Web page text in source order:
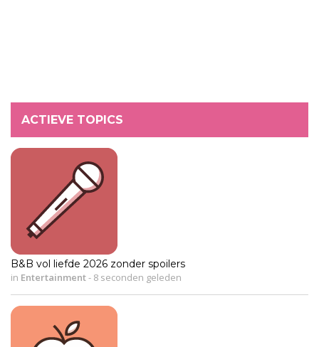
ACTIEVE TOPICS
B&B vol liefde 2026 zonder spoilers
in Entertainment- 8 seconden geleden